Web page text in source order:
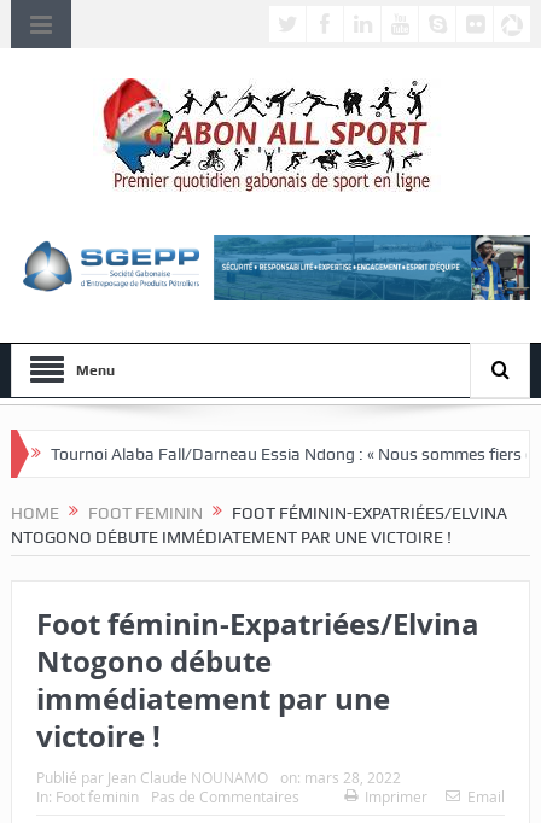
Menu
Alaba Fall/Darneau Essia Ndong : « Nous sommes fiers du parcours
HOME FOOT FEMININ
FOOT FÉMININ-EXPATRIÉES/ELVINA
NTOGONO DÉBUTE IMMÉDIATEMENT PAR UNE VICTOIRE !
Foot féminin-Expatriées/Elvina
Ntogono débute
immédiatement par une
victoire !
Publié par Jean Claude NOUNAMO on: mars 28, 2022
In: Foot feminin Pas de Commentaires Imprimer Email